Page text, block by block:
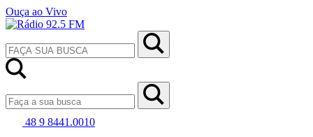
Ouça ao Vivo
48 9 8441.0010